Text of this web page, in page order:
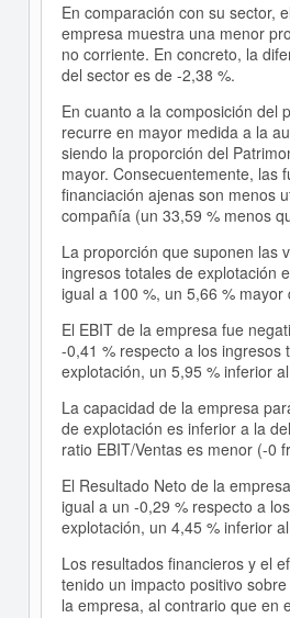
En comparación con su sector,
empresa muestra una menor
no corriente. En concreto, la
del sector es de -2,38 %.
En cuanto a la composición del
recurre en mayor medida a la
siendo la proporción del
mayor. Consecuentemente, las
financiación ajenas son menos
compañía (un 33,59 % menos
La proporción que suponen las
ingresos totales de explotación
igual a 100 %, un 5,66 % mayor
El EBIT de la empresa fue
-0,41 % respecto a los ingresos
explotación, un 5,95 % inferior
La capacidad de la empresa
de explotación es inferior a la
ratio EBIT/Ventas es menor (-0
El Resultado Neto de la
igual a un -0,29 % respecto a
explotación, un 4,45 % inferior
Los resultados financieros y el
tenido un impacto positivo
la empresa, al contrario que en